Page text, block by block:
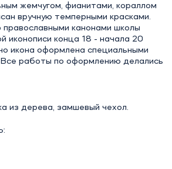
жемчугом, фианитами, кораллом
вручную темперными красками.
канонами школы
иконописи конца 18 - начала 20
икона оформлена специальными
Все работы по оформлению делались
из дерева, замшевый чехол.